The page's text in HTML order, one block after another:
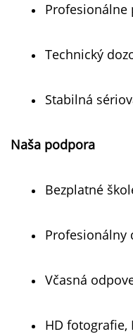
Technický
Stabilná
Naša podpora
Bezplatné
Profesionálny
Včasná
HD fotografie,